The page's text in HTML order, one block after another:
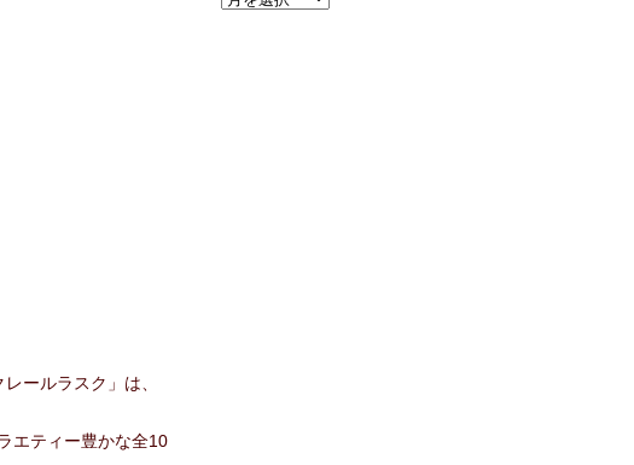
ールラスク」は、
エティー豊かな全10